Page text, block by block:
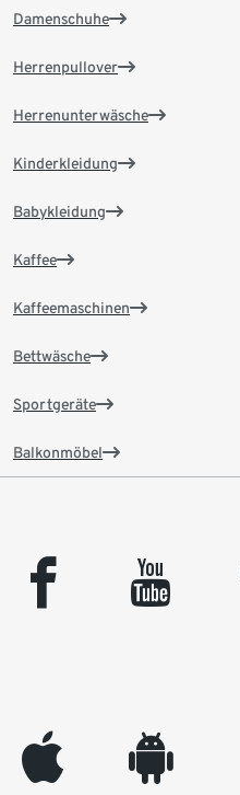
Damenschuhe
Herrenpullover
Herrenunterwäsche
Kinderkleidung
Babykleidung
Kaffee
Kaffeemaschinen
Bettwäsche
Sportgeräte
Balkonmöbel
facebook youtube
appleinc android